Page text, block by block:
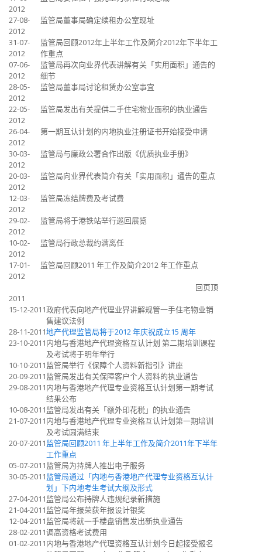
2012
27-08-
2012
监管局董事局确定续租办公室现址
31-07-
2012
监管局回顾2012年上半年工作及简介2012年下半年工
作重点
07-06-
2012
监管局再次向业界代表讲解有关「实用面积」通告的
细节
28-05-
2012
监管局董事局讨论租赁办公室事宜
22-05-
2012
监管局发出有关提供二手住宅物业面积的执业通告
26-04-
2012
第一期互认计划的内地执业注册证书开始接受申请
30-03-
2012
监管局与廉政公署合作出版《优质执业手册》
20-03-
2012
监管局向业界代表简介有关「实用面积」通告的重点
12-03-
2012
监管局冻结牌费及考试费
29-02-
2012
监管局将于港铁站举行巡回展览
10-02-
2012
监管局行政总裁约满离任
17-01-
2012
监管局回顾2011 年工作及简介2012 年工作重点
回页顶
2011
15-12-2011政府代表向地产代理业界讲解规管一手住宅物业销
售建议法例
28-11-2011地产代理监管局将于2012 年庆祝成立15 周年
23-10-2011内地与香港地产代理资格互认计划 第二期培训课程
及考试将于明年举行
10-10-2011监管局举行《保障个人资料新指引》讲座
20-09-2011监管局发出有关保障客户个人资料的执业通告
29-08-2011内地与香港地产代理专业资格互认计划第一期考试
结果公布
10-08-2011监管局发出有关「额外印花税」的执业通告
21-07-2011内地与香港地产代理专业资格互认计划第一期培训
及考试圆满结束
20-07-2011监管局回顾2011 年上半年工作及简介2011年下半年
工作重点
05-07-2011监管局为持牌人推出电子服务
30-05-2011监管局通过「内地与香港地产代理专业资格互认计
划」下内地考生考试大纲及形式
27-04-2011监管局公布持牌人违规纪录新措施
21-04-2011监管局年报荣获年报设计银奖
12-04-2011监管局将就一手楼盘销售发出新执业通告
28-02-2011调高资格考试费用
01-02-2011内地与香港地产代理资格互认计划今日起接受报名